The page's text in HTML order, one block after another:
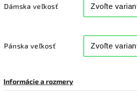
Dámska veľkosť
Pánska veľkosť
Informácie a rozmery